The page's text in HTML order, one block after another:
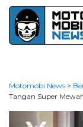
Motomobi News >
Tangan Super